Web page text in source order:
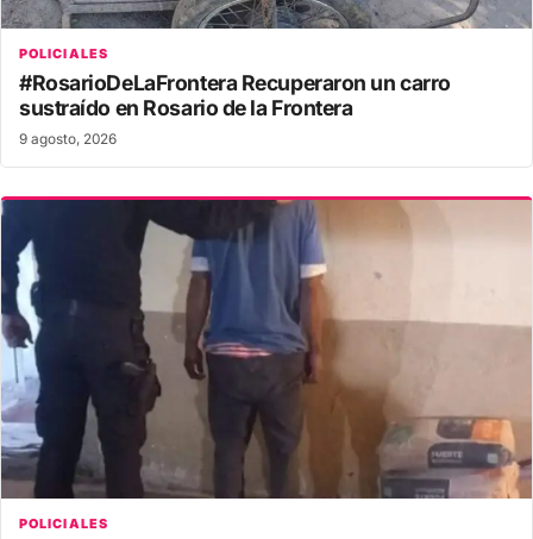
POLICIALES
#RosarioDeLaFrontera Recuperaron un carro
sustraído en Rosario de la Frontera
9 agosto, 2026
POLICIALES